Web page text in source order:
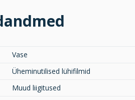
Vase
Üheminutilised lühifilmid
Muud liigitused